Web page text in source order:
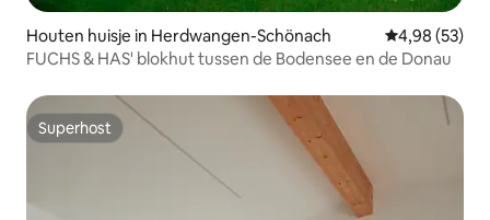
Houten huisje in Herdwangen-Schönach Gemiddelde
4,98 (53)
FUCHS & HAS' blokhut tussen de Bodensee en de Donau
Superhost
Superhost